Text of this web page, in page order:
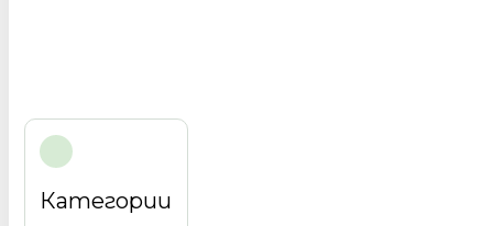
Категории